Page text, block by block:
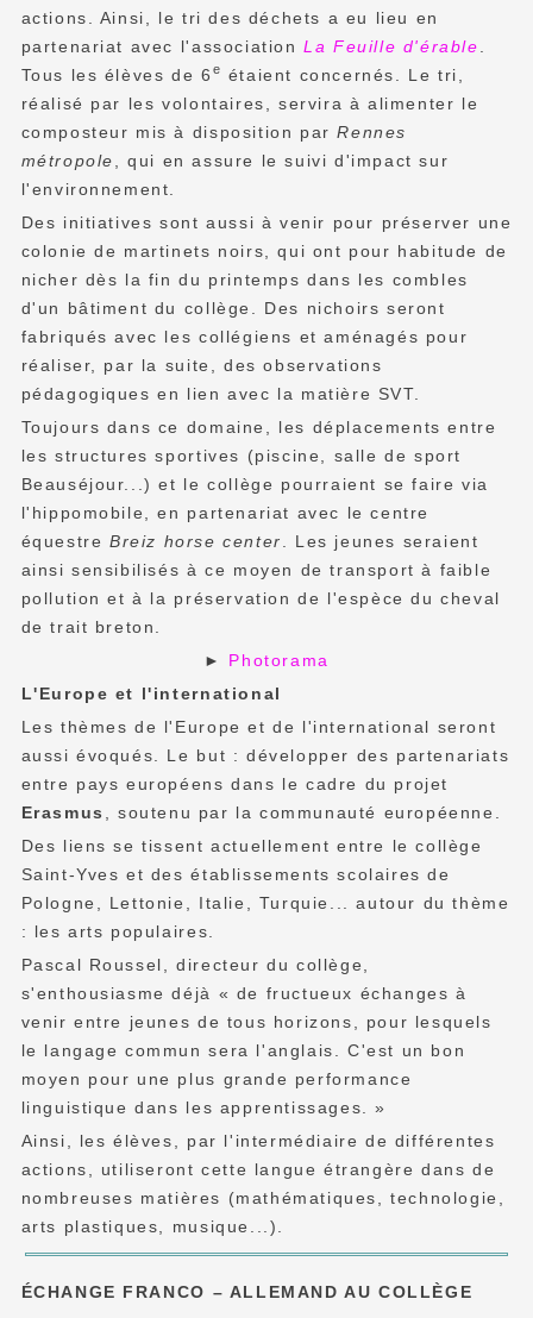
actions. Ainsi, le tri des déchets a eu lieu en
partenariat avec l'associationLa Feuille d'érable
Tous les élèves de 6 e étaient concernés. Le tri,
réalisé par les volontaires, servira à alimenter le
composteur mis à disposition par Rennes
métropole
, qui en assure le suivi d'impact sur
l'environnement.
Des initiatives sont aussi à venir pour préserver une
colonie de martinets noirs, qui ont pour habitude de
nicher dès la fin du printemps dans les combles
d'un bâtiment du collège. Des nichoirs seront
fabriqués avec les collégiens et aménagés pour
réaliser, par la suite, des observations
pédagogiques en lien avec la matière SVT.
Toujours dans ce domaine, les déplacements entre
les structures sportives (piscine, salle de sport
Beauséjour...) et le collège pourraient se faire via
l'hippomobile, en partenariat avec le centre
équestre Breiz horse center
. Les jeunes seraient
ainsi sensibilisés à ce moyen de transport à faible
pollution et à la préservation de l'espèce du cheval
de trait breton.
► Photorama
L'Europe et l'international
Les thèmes de l'Europe et de l'international seront
aussi évoqués. Le but : développer des partenariats
entre pays européens dans le cadre du projet
Erasmus
, soutenu par la communauté européenne.
Des liens se tissent actuellement entre le collège
Saint-Yves et des établissements scolaires de
Pologne, Lettonie, Italie, Turquie... autour du thème
: les arts populaires.
Pascal Roussel, directeur du collège,
s'enthousiasme déjà « de fructueux échanges à
venir entre jeunes de tous horizons, pour lesquels
le langage commun sera l'anglais. C'est un bon
moyen pour une plus grande performance
linguistique dans les apprentissages. »
Ainsi, les élèves, par l'intermédiaire de différentes
actions, utiliseront cette langue étrangère dans de
nombreuses matières (mathématiques, technologie,
arts plastiques, musique...).
ÉCHANGE FRANCO – ALLEMAND AU COLLÈGE